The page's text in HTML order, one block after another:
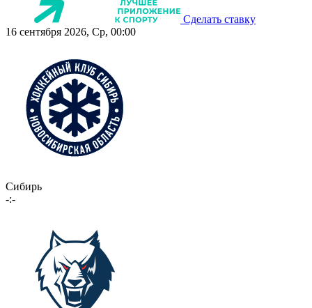
Сделать ставку
16 сентября 2026, Ср, 00:00
Сибирь
-:-